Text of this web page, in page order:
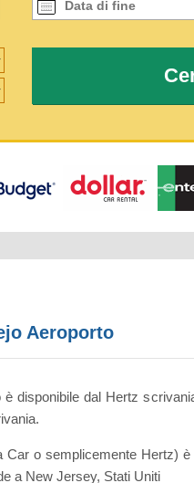
Aeroporto
disponibile dal Hertz
o semplicemente Hertz)
a New Jersey, Stati Uniti